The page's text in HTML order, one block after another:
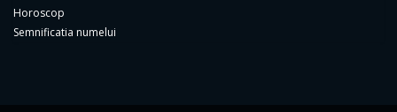
Horoscop
Semnificatia numelui